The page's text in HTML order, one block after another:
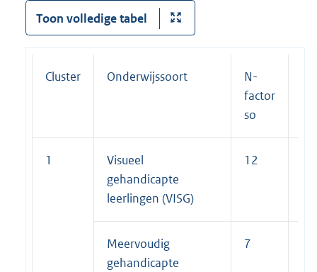
Toon volledige tabel
Cluster Onderwijssoort
N-
factor
so
1
Visueel
gehandicapte
leerlingen (VISG)
12
Meervoudig
gehandicapte
7